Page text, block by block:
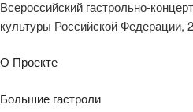
Всероссийский гастрольно-
культуры Российской Федерации,
О Проекте
Большие гастроли